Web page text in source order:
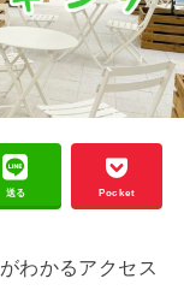
送る Pocket
わかるアクセス